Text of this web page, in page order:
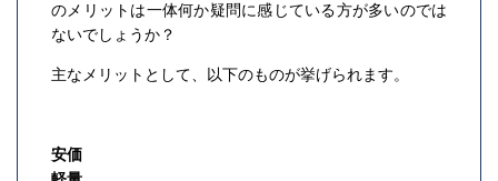
のメリットは一体何か疑問に感じている方が多いのでは
ないでしょうか？
主なメリットとして、以下のものが挙げられます。
安価